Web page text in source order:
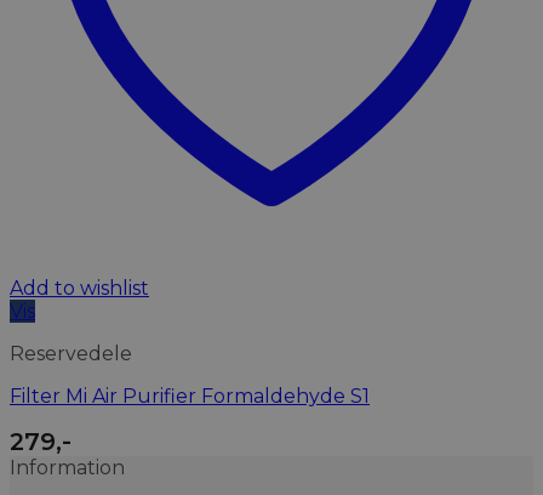
Add to wishlist
Vis
Reservedele
Filter Mi Air Purifier Formaldehyde S1
279,-
Information